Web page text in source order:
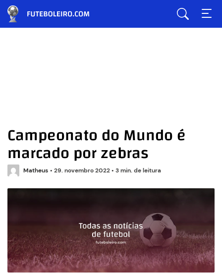
Campeonato do Mundo é
marcado por zebras
Matheus • 29. novembro 2022• 3 min. de leitura